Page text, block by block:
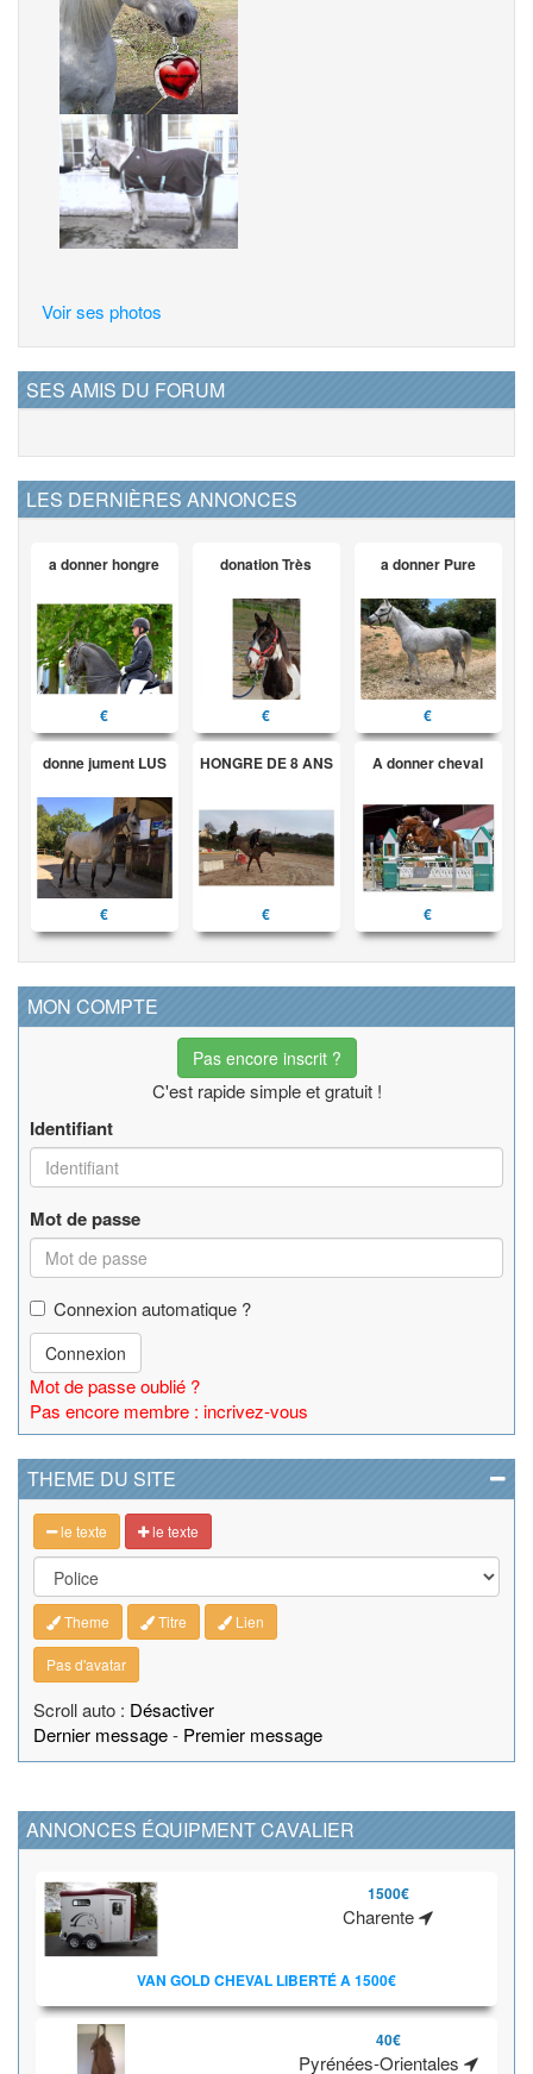
Voir ses photos
SES AMIS DU FORUM
LES DERNIÈRES ANNONCES
a donner hongre
€
donation Très
€
a donner Pure
€
donne jument LUS
€
HONGRE DE 8 ANS
€
A donner cheval
€
MON COMPTE
Pas encore inscrit ?
C'est rapide simple et gratuit !
Identifiant
Mot de passe
Connexion automatique ?
Connexion
Mot de passe oublié ?
Pas encore membre : incrivez-vous
THEME DU SITE
le texte le texte
Theme Titre Lien
Pas d'avatar
Scroll auto : Désactiver
Dernier message- Premier message
ANNONCES ÉQUIPMENT CAVALIER
1500€
Charente
VAN GOLD CHEVAL LIBERTÉ A 1500€
40€
Pyrénées-Orientales